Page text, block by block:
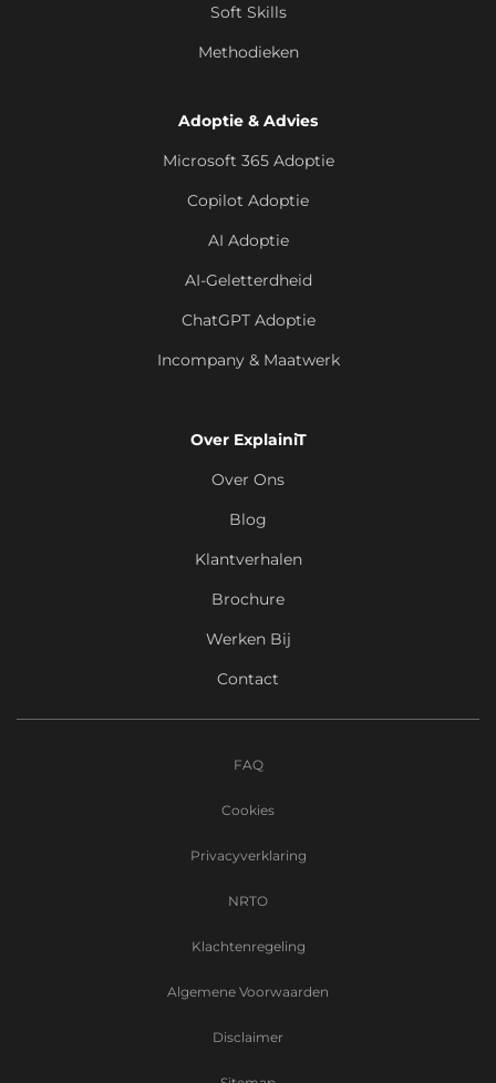
Soft Skills
Methodieken
Adoptie & Advies
Microsoft 365 Adoptie
Copilot Adoptie
AI Adoptie
AI-Geletterdheid
ChatGPT Adoptie
Incompany & Maatwerk
Over ExplainiT
Over Ons
Blog
Klantverhalen
Brochure
Werken Bij
Contact
FAQ
Cookies
Privacyverklaring
NRTO
Klachtenregeling
Algemene Voorwaarden
Disclaimer